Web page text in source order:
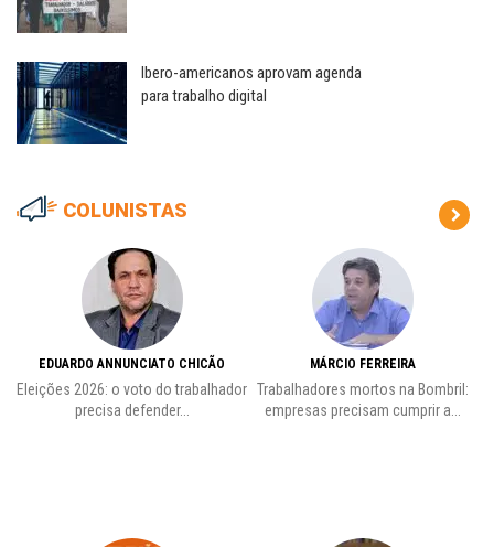
Ibero-americanos aprovam agenda
para trabalho digital
COLUNISTAS
EDUARDO ANNUNCIATO CHICÃO
Eleições 2026: o voto do trabalhador
precisa defender...
MÁRCIO FERREIRA
Trabalhadores mortos na Bombril:
empresas precisam cumprir a...